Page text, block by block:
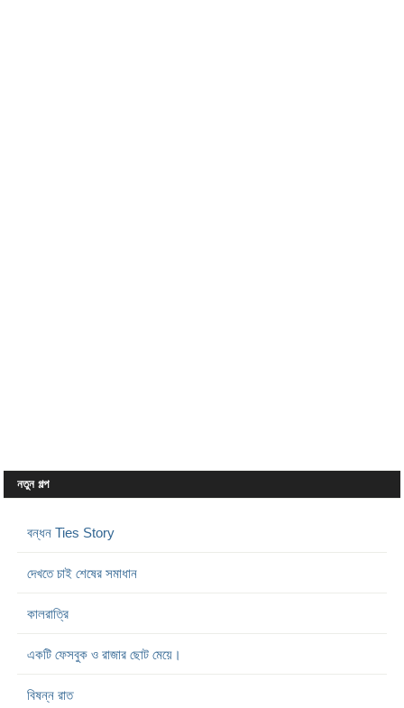
নতুন গল্প
বন্ধন Ties Story
দেখতে চাই শেষের সমাধান
কালরাত্রি
একটি ফেসবুক ও রাজার ছোট মেয়ে।
বিষন্ন রাত